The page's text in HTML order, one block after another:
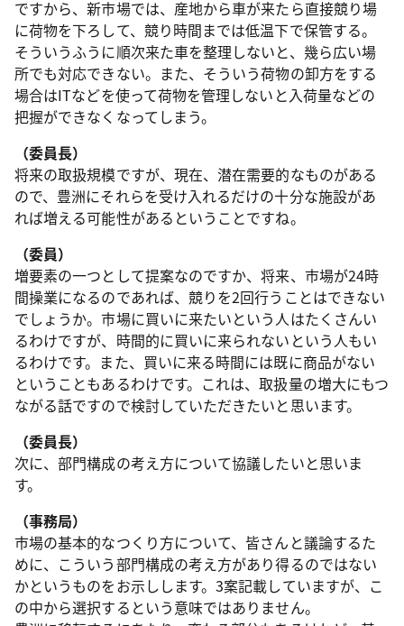
ですから、新市場では、産地から車が来たら直接競り場
に荷物を下ろして、競り時間までは低温下で保管する。
そういうふうに順次来た車を整理しないと、幾ら広い場
所でも対応できない。また、そういう荷物の卸方をする
場合はITなどを使って荷物を管理しないと入荷量などの
把握ができなくなってしまう。
（委員長）
将来の取扱規模ですが、現在、潜在需要的なものがある
ので、豊洲にそれらを受け入れるだけの十分な施設があ
れば増える可能性があるということですね。
（委員）
増要素の一つとして提案なのですか、将来、市場が24時
間操業になるのであれば、競りを2回行うことはできない
でしょうか。市場に買いに来たいという人はたくさんい
るわけですが、時間的に買いに来られないという人もい
るわけです。また、買いに来る時間には既に商品がない
ということもあるわけです。これは、取扱量の増大にもつ
ながる話ですので検討していただきたいと思います。
（委員長）
次に、部門構成の考え方について協議したいと思いま
す。
（事務局）
市場の基本的なつくり方について、皆さんと議論するた
めに、こういう部門構成の考え方があり得るのではない
かというものをお示しします。3案記載していますが、こ
の中から選択するという意味ではありません。